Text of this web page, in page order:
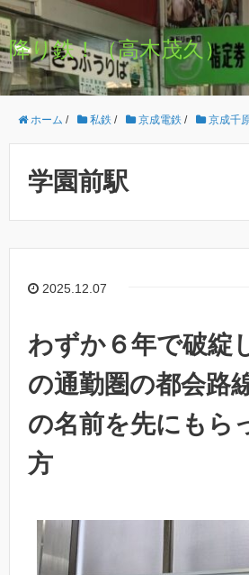
降り鉄！（高木茂久）
ホーム / 私鉄 / 京成電鉄 / 京成千
学園前駅
2025.12.07
わずか６年で破綻
の通勤圏の都会路
の名前を先にもら
方